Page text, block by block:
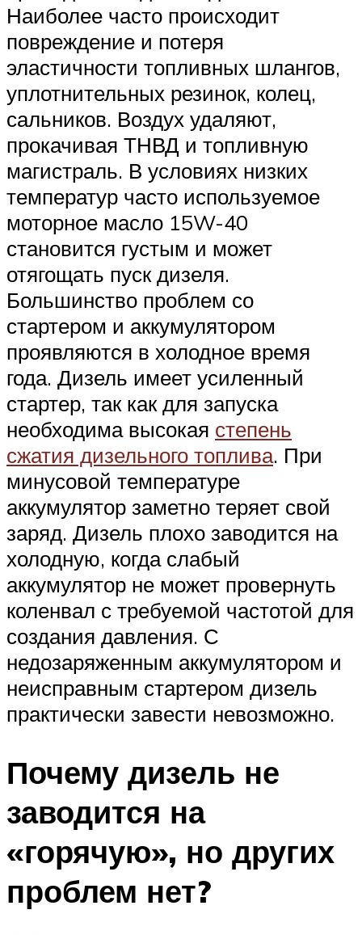
Наиболее часто происходит
повреждение и потеря
эластичности топливных шлангов,
уплотнительных резинок, колец,
сальников. Воздух удаляют,
прокачивая ТНВД и топливную
магистраль. В условиях низких
температур часто используемое
моторное масло 15W-40
становится густым и может
отягощать пуск дизеля.
Большинство проблем со
стартером и аккумулятором
проявляются в холодное время
года. Дизель имеет усиленный
стартер, так как для запуска
необходима высокая степень
сжатия дизельного топлива. При
минусовой температуре
аккумулятор заметно теряет свой
заряд. Дизель плохо заводится на
холодную, когда слабый
аккумулятор не может провернуть
коленвал с требуемой частотой для
создания давления. С
недозаряженным аккумулятором и
неисправным стартером дизель
практически завести невозможно.
Почему дизель не
заводится на
«горячую», но других
проблем нет?